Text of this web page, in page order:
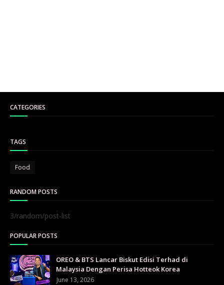
CATEGORIES
TAGS
Food
RANDOM POSTS
3/random/post-list
POPULAR POSTS
OREO & BTS Lancar Biskut Edisi Terhad di
Malaysia Dengan Perisa Hotteok Korea
June 13, 2026